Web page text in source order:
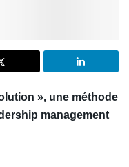
», une méthode
management